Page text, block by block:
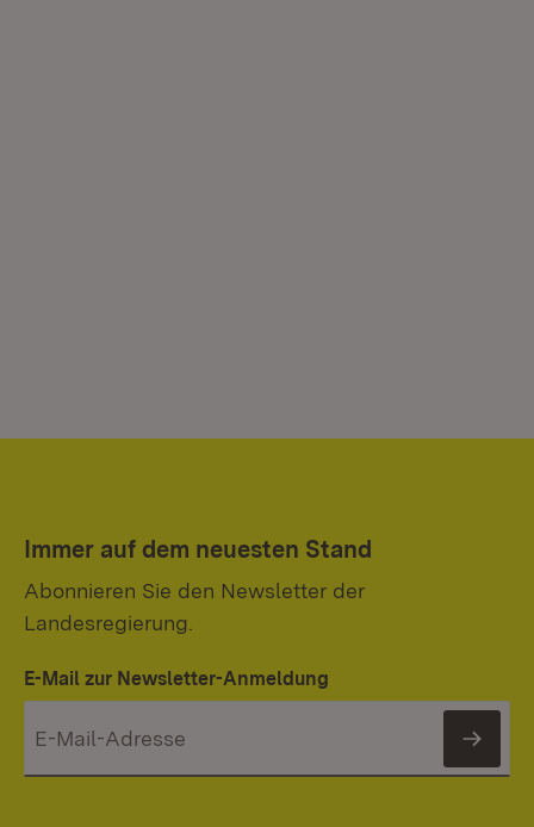
Immer auf dem neuesten Stand
Abonnieren Sie den Newsletter der
Landesregierung.
E-Mail zur Newsletter-Anmeldung